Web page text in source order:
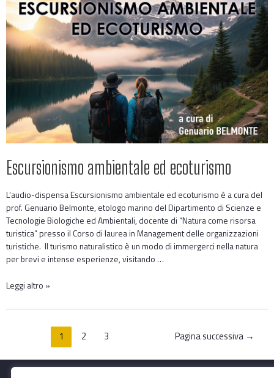
Escursionismo ambientale ed ecoturismo
L’audio-dispensa Escursionismo ambientale ed ecoturismo è a cura del
prof. Genuario Belmonte, etologo marino del Dipartimento di Scienze e
Tecnologie Biologiche ed Ambientali, docente di “Natura come risorsa
turistica” presso il Corso di laurea in Management delle organizzazioni
turistiche. Il turismo naturalistico è un modo di immergerci nella natura
per brevi e intense esperienze, visitando …
Leggi altro »
1 2 3 Pagina successiva →